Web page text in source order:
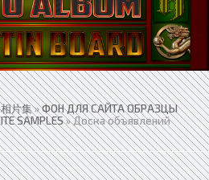
片集»ФОН ДЛЯ САЙТА ОБРАЗЦЫ
SAMPLES» Доска объявлений